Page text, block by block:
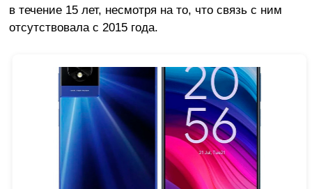
в течение 15 лет, несмотря на то, что связь с ним
отсутствовала с 2015 года.